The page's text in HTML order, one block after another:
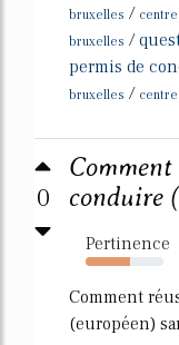
bruxelles /
bruxelles /
permis de
bruxelles /
0
conduire
Pertinence
57%
Comment
(européen)